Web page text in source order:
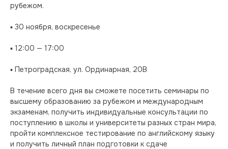
рубежом.
▪️ 30 ноября, воскресенье
▪️ 12:00 — 17:00
▪️ Петроградская, ул. Ординарная, 20В
В течение всего дня вы сможете посетить семинары по
высшему образованию за рубежом и международным
экзаменам, получить индивидуальные консультации по
поступлению в школы и университеты разных стран мира,
пройти комплексное тестирование по английскому языку
и получить личный план подготовки к сдаче